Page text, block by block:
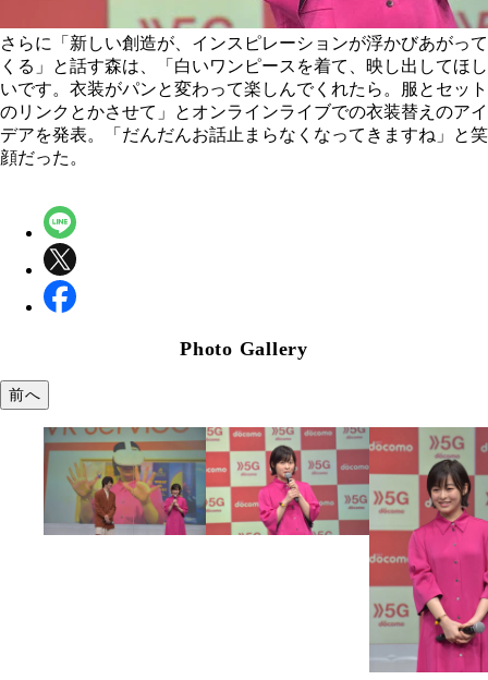
さらに「新しい創造が、インスピレーションが浮かびあがって
くる」と話す森は、「白いワンピースを着て、映し出してほし
いです。衣装がパンと変わって楽しんでくれたら。服とセット
のリンクとかさせて」とオンラインライブでの衣装替えのアイ
デアを発表。「だんだんお話止まらなくなってきますね」と笑
顔だった。
Photo Gallery
前へ